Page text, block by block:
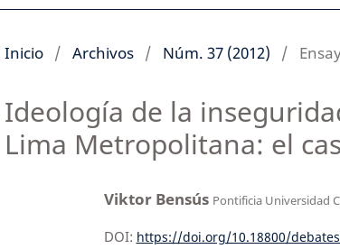
Inicio / Archivos / Núm. 37 (2012) /
Ideología de la
Lima Metropolitana: el
Viktor Bensús Pontificia Universidad
DOI: https://doi.org/10.18800/